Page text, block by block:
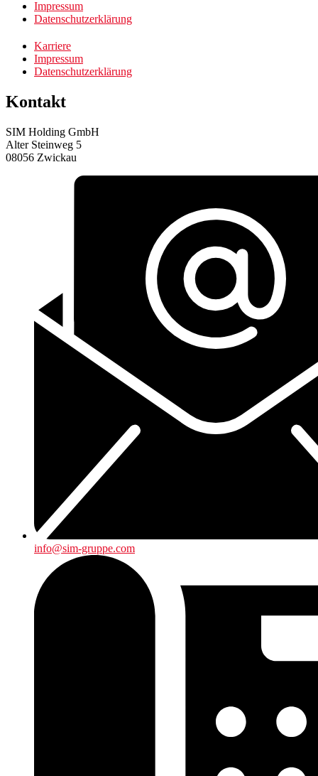
Impressum
Datenschutzerklärung
Karriere
Impressum
Datenschutzerklärung
Kontakt
SIM Holding GmbH
Alter Steinweg 5
08056 Zwickau
info@sim-gruppe.com